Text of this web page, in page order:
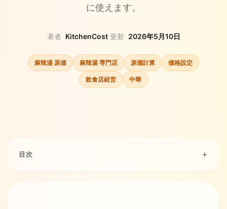
に使えます。
著者 KitchenCost· 更新 2026年5月10日
麻辣湯 原価 麻辣湯 専門店 原価計算 価格設定
飲食店経営 中華
目次